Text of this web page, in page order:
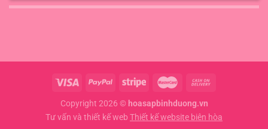
Copyright 2026 © hoasapbinhduong.vn
Tư vấn và thiết kế web Thiết kế website biên hòa